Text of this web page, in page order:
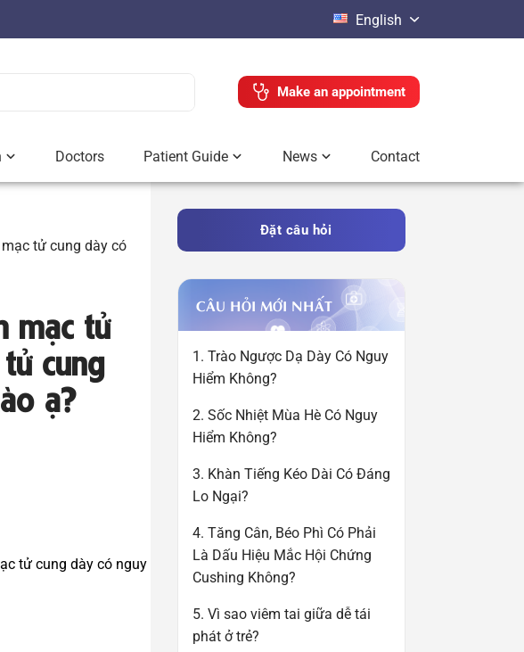
English
Make an appointment
Doctors Patient Guide News Contact
tử cung dày có
mạc tử
cung
ạ?
tử cung dày có nguy
Đặt câu hỏi
CÂU HỎI MỚI NHẤT
1. Trào Ngược Dạ Dày Có Nguy
Hiểm Không?
2. Sốc Nhiệt Mùa Hè Có Nguy
Hiểm Không?
3. Khàn Tiếng Kéo Dài Có Đáng
Lo Ngại?
4. Tăng Cân, Béo Phì Có Phải
Là Dấu Hiệu Mắc Hội Chứng
Cushing Không?
5. Vì sao viêm tai giữa dễ tái
phát ở trẻ?